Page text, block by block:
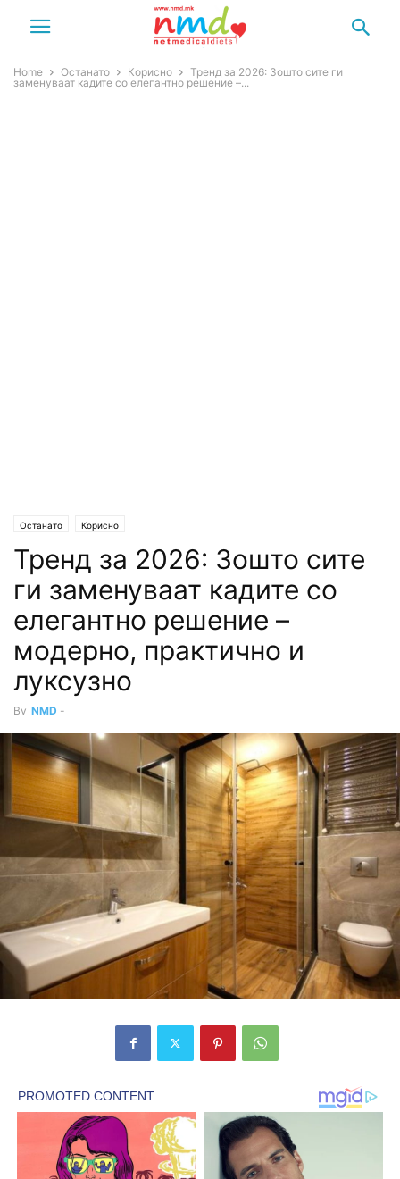
Home Останато Корисно
Тренд за 2026: Зошто сите ги
заменуваат кадите со елегантно решение –...
Останато Корисно
Тренд за 2026: Зошто сите
ги заменуваат кадите со
елегантно решение –
модерно, практично и
луксузно
By NMD -